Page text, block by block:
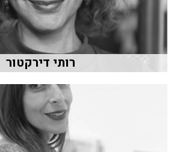
רותי דירקטור